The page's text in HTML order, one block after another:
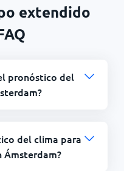
extendido
pronóstico del
del clima para
Ámsterdam?